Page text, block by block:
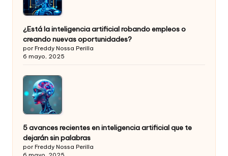
¿Está la inteligencia artificial robando empleos o
creando nuevas oportunidades?
por Freddy Nossa Perilla
6 mayo, 2025
5 avances recientes en inteligencia artificial que te
dejarán sin palabras
por Freddy Nossa Perilla